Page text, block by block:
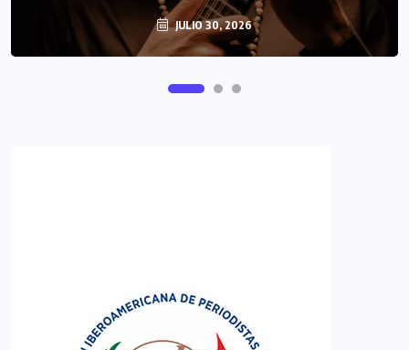
JULIO 30, 2026